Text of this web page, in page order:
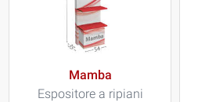
Mamba
Espositore a ripiani